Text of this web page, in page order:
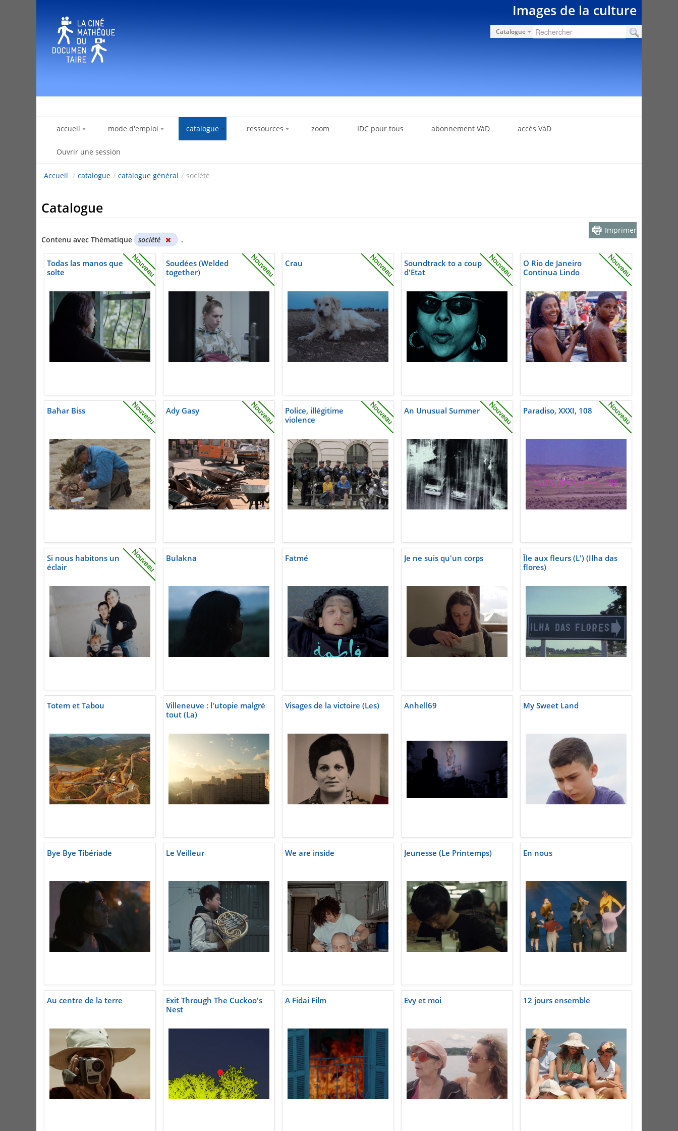
Images de la culture
Catalogue
accueil mode d'emploi catalogue ressources zoom IDC pour tous abonnement VàD accès VàD
Ouvrir une session
Accueil / catalogue / catalogue général / société
Catalogue
Contenu avec Thématique société .
Imprimer
Todas las manos que
solte
Soudées (Welded
together)
Crau
Soundtrack to a coup
d'Etat
O Rio de Janeiro
Continua Lindo
Baħar Biss Ady Gasy
Police, illégitime
violence
An Unusual Summer Paradiso, XXXI, 108
Si nous habitons un
éclair
Bulakna Fatmé Je ne suis qu'un corps
Île aux fleurs (L') (Ilha das
flores)
Totem et Tabou
Villeneuve : l'utopie malgré
tout (La)
Visages de la victoire (Les) Anhell69 My Sweet Land
Bye Bye Tibériade Le Veilleur We are inside Jeunesse (Le Printemps) En nous
Au centre de la terre
Exit Through The Cuckoo's
Nest
A Fidai Film Evy et moi 12 jours ensemble